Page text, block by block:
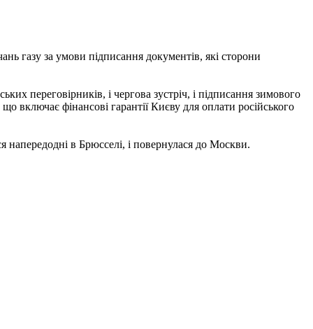
газу за умови підписання документів, які сторони
переговірників, і чергова зустріч, і підписання зимового
включає фінансові гарантії Києву для оплати російського
в Брюсселі, і повернулася до Москви.